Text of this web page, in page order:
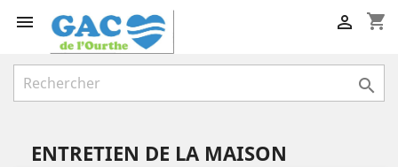
 shopping_cart


ENTRETIEN DE LA MAISON